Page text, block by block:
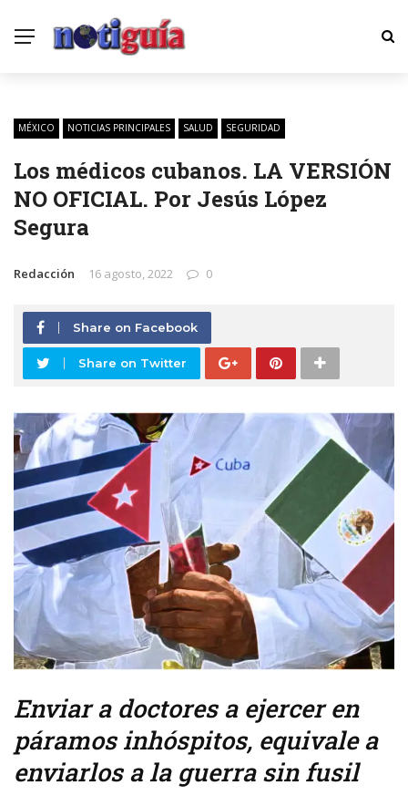
MÉXICO NOTICIAS PRINCIPALES SALUD SEGURIDAD
Los médicos cubanos. LA VERSIÓN
NO OFICIAL. Por Jesús López
Segura
Redacción 16 agosto, 2022 0
Share on Facebook
Share on Twitter
Enviar a doctores a ejercer en
páramos inhóspitos, equivale a
enviarlos a la guerra sin fusil